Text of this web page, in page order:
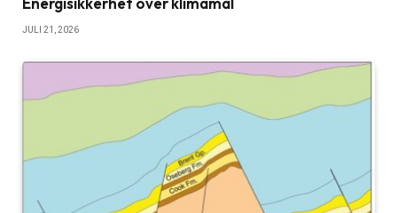
JULI 21, 2026